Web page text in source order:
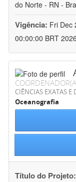
do Norte - RN -
Vigência: Fri Dec
00:00:00 BRT 2026
CIÊNCIAS EXATAS E
Oceanografia
Título do Projeto: